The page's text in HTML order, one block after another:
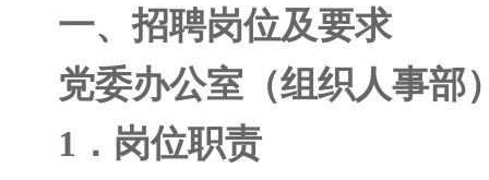
一、招聘岗位及要求
党委办公室（组织人事部
1．岗位职责